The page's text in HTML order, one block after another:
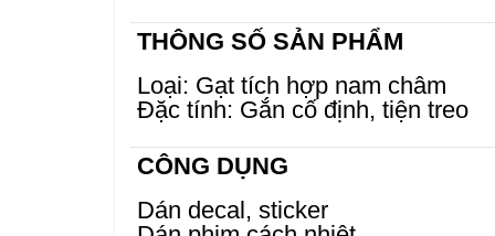
THÔNG SỐ SẢN PHẨM
Loại: Gạt tích hợp nam châm
Đặc tính: Gắn cố định, tiện treo
CÔNG DỤNG
Dán decal, sticker